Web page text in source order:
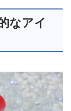
なアイ